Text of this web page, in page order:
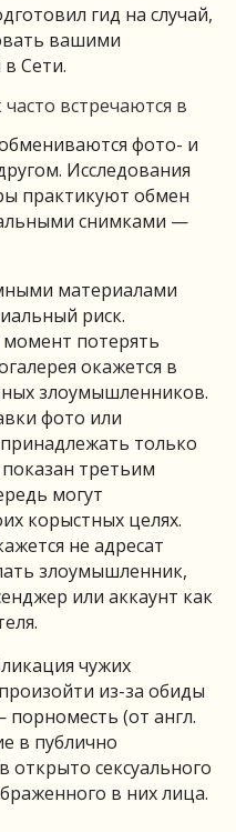
гид на случай,
вашими
Сети.
встречаются в
фото- и
Исследования
практикуют обмен
снимками —
материалами
риск.
потерять
окажется в
злоумышленников.
фото или
только
третьим
могут
корыстных целях.
не адресат
злоумышленник,
или аккаунт как
чужих
из-за обиды
(от англ.
в публично
открыто сексуального
в них лица.